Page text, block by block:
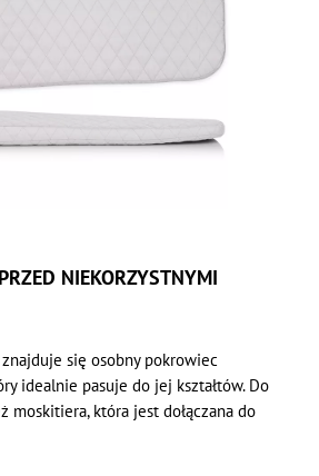
NIEKORZYSTNYMI
się osobny pokrowiec
idealnie pasuje do jej kształtów. Do
moskitiera, która jest dołączana do